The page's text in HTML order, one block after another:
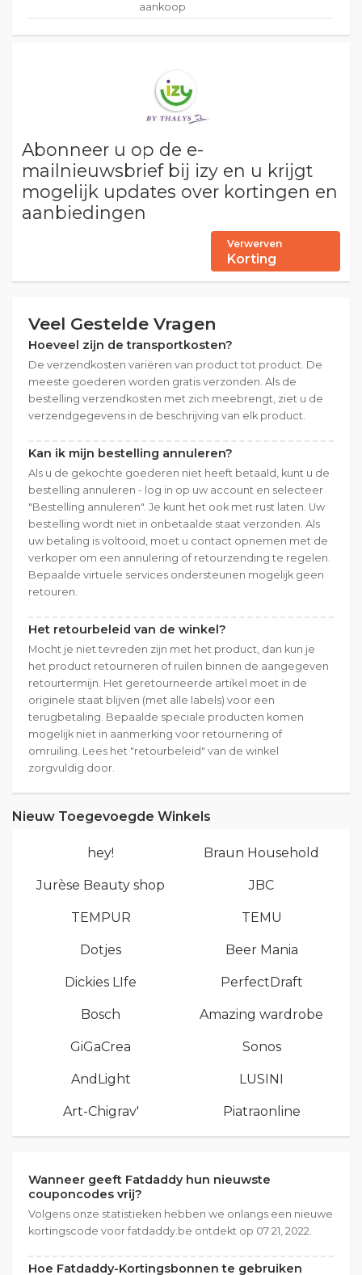
aankoop
Abonneer u op de e-
mailnieuwsbrief bij izy en u krijgt
mogelijk updates over kortingen en
aanbiedingen
Verwerven
Korting
Veel Gestelde Vragen
Hoeveel zijn de transportkosten?
De verzendkosten variëren van product tot product. De
meeste goederen worden gratis verzonden. Als de
bestelling verzendkosten met zich meebrengt, ziet u de
verzendgegevens in de beschrijving van elk product.
Kan ik mijn bestelling annuleren?
Als u de gekochte goederen niet heeft betaald, kunt u de
bestelling annuleren - log in op uw account en selecteer
"Bestelling annuleren". Je kunt het ook met rust laten. Uw
bestelling wordt niet in onbetaalde staat verzonden. Als
uw betaling is voltooid, moet u contact opnemen met de
verkoper om een annulering of retourzending te regelen.
Bepaalde virtuele services ondersteunen mogelijk geen
retouren.
Het retourbeleid van de winkel?
Mocht je niet tevreden zijn met het product, dan kun je
het product retourneren of ruilen binnen de aangegeven
retourtermijn. Het geretourneerde artikel moet in de
originele staat blijven (met alle labels) voor een
terugbetaling. Bepaalde speciale producten komen
mogelijk niet in aanmerking voor retournering of
omruiling. Lees het "retourbeleid" van de winkel
zorgvuldig door.
Nieuw Toegevoegde Winkels
hey! Braun Household
Jurèse Beauty shop JBC
TEMPUR TEMU
Dotjes Beer Mania
Dickies LIfe PerfectDraft
Bosch Amazing wardrobe
GiGaCrea Sonos
AndLight LUSINI
Art-Chigrav' Piatraonline
Wanneer geeft Fatdaddy hun nieuwste
couponcodes vrij?
Volgens onze statistieken hebben we onlangs een nieuwe
kortingscode voor fatdaddy.be ontdekt op 07 21, 2022.
Hoe Fatdaddy-Kortingsbonnen te gebruiken